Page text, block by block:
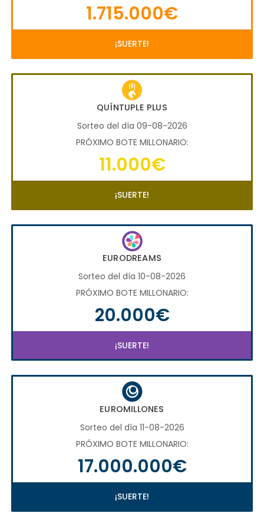
1.715.000€
¡SUERTE!
QUÍNTUPLE PLUS
Sorteo del día 09-08-2026
PRÓXIMO BOTE MILLONARIO:
11.000€
¡SUERTE!
EURODREAMS
Sorteo del día 10-08-2026
PRÓXIMO BOTE MILLONARIO:
20.000€
¡SUERTE!
EUROMILLONES
Sorteo del día 11-08-2026
PRÓXIMO BOTE MILLONARIO:
17.000.000€
¡SUERTE!